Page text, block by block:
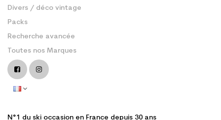
Divers / déco vintage
Packs
Recherche avancée
Toutes nos Marques
N°1 du ski occasion en France depuis 30 ans